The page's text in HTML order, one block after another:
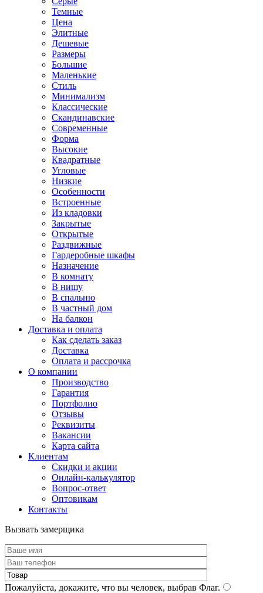
Темные
Цена
Элитные
Дешевые
Размеры
Большие
Маленькие
Стиль
Минимализм
Классические
Скандинавские
Современные
Форма
Высокие
Квадратные
Угловые
Низкие
Особенности
Встроенные
Из кладовки
Закрытые
Открытые
Раздвижные
Гардеробные шкафы
Назначение
В комнату
В нишу
В спальню
В частный дом
На балкон
Доставка и оплата
Как сделать заказ
Доставка
Оплата и рассрочка
О компании
Производство
Гарантия
Портфолио
Отзывы
Реквизиты
Вакансии
Карта сайта
Клиентам
Скидки и акции
Онлайн-калькулятор
Вопрос-ответ
Оптовикам
Контакты
Вызвать замерщика
Пожалуйста, докажите, что вы человек, выбрав Флаг.